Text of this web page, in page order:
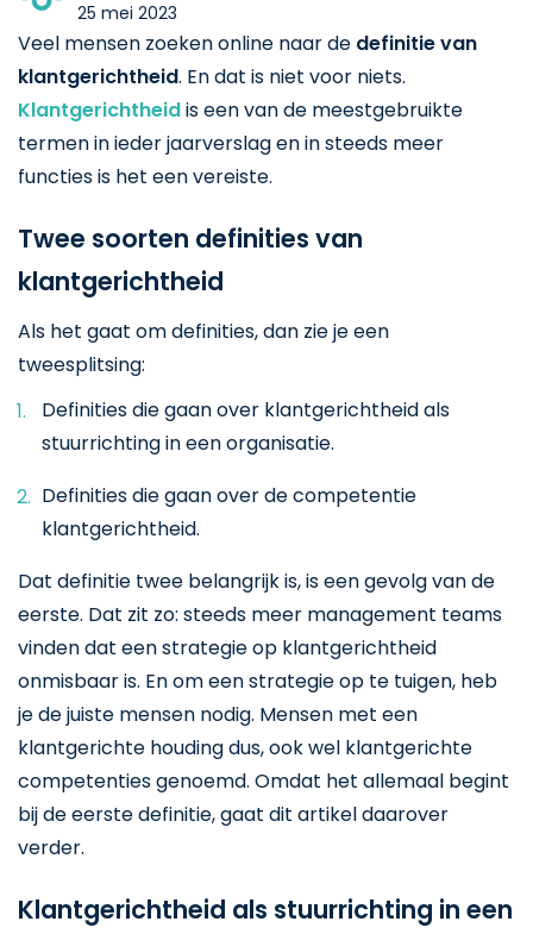
25 mei 2023
Veel mensen zoeken online naar de definitie van
klantgerichtheid. En dat is niet voor niets.
Klantgerichtheidis een van de meestgebruikte
termen in ieder jaarverslag en in steeds meer
functies is het een vereiste.
Twee soorten definities van
klantgerichtheid
Als het gaat om definities, dan zie je een
tweesplitsing:
Definities die gaan over klantgerichtheid als
stuurrichting in een organisatie.
Definities die gaan over de competentie
klantgerichtheid.
Dat definitie twee belangrijk is, is een gevolg van de
eerste. Dat zit zo: steeds meer management teams
vinden dat een strategie op klantgerichtheid
onmisbaar is. En om een strategie op te tuigen, heb
je de juiste mensen nodig. Mensen met een
klantgerichte houding dus, ook wel klantgerichte
competenties genoemd. Omdat het allemaal begint
bij de eerste definitie, gaat dit artikel daarover
verder.
Klantgerichtheid als stuurrichting in een